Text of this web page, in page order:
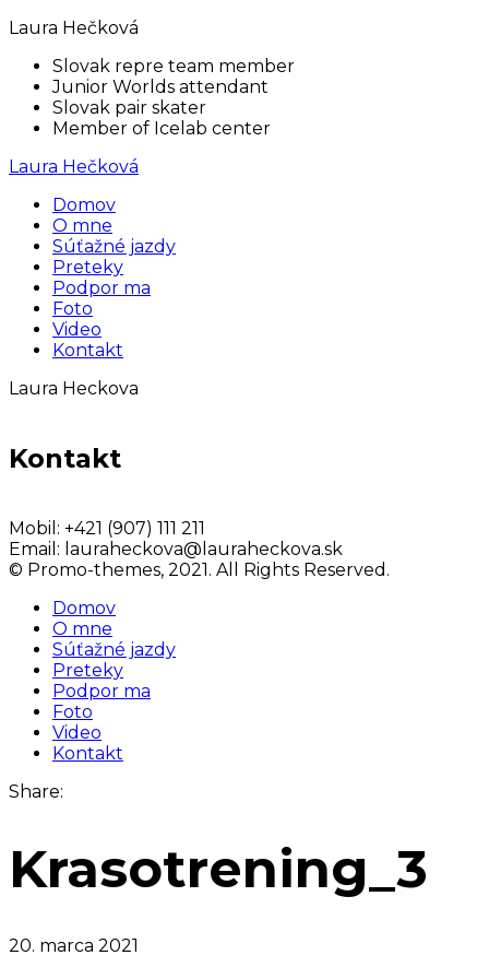
Laura Hečková
Slovak repre team member
Junior Worlds attendant
Slovak pair skater
Member of Icelab center
Laura Hečková
Domov
O mne
Súťažné jazdy
Preteky
Podpor ma
Foto
Video
Kontakt
Laura Heckova
Kontakt
Mobil: +421 (907) 111 211
Email: lauraheckova@lauraheckova.sk
© Promo-themes, 2021. All Rights Reserved.
Domov
O mne
Súťažné jazdy
Preteky
Podpor ma
Foto
Video
Kontakt
Share:
Krasotrening_3
20. marca 2021